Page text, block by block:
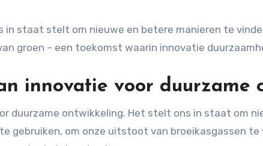
in staat stelt om nieuwe en betere manieren te
groen – een toekomst waarin innovatie
innovatie voor duurzame
duurzame ontwikkeling. Het stelt ons in staat om
gebruiken, om onze uitstoot van broeikasgassen te